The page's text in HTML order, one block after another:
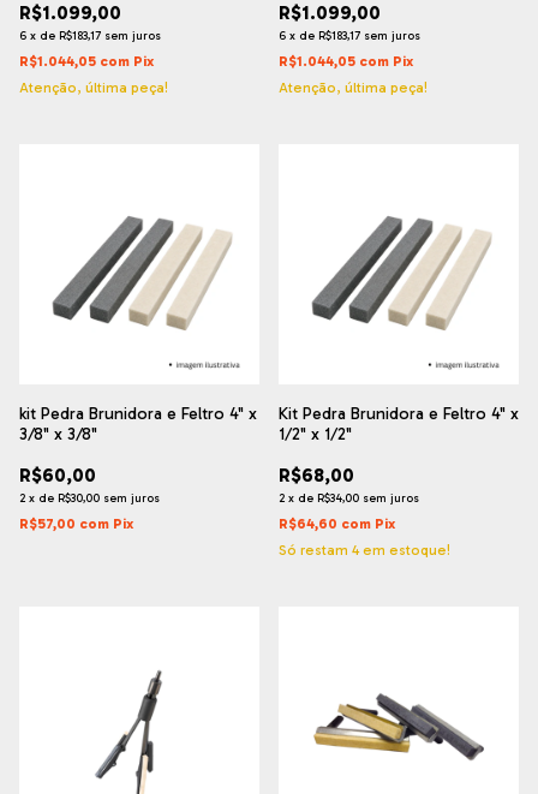
R$1.099,00
6 x de R$183,17 sem juros
R$1.044,05 com Pix
Atenção, última peça!
R$1.099,00
6 x de R$183,17 sem juros
R$1.044,05 com Pix
Atenção, última peça!
kit Pedra Brunidora e Feltro 4" x
3/8" x 3/8"
R$60,00
2 x de R$30,00 sem juros
R$57,00 com Pix
Kit Pedra Brunidora e Feltro 4" x
1/2" x 1/2"
R$68,00
2 x de R$34,00 sem juros
R$64,60 com Pix
Só restam 4em estoque!